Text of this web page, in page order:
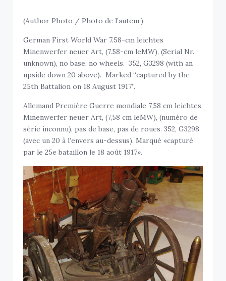
(Author Photo / Photo de l’auteur)
German First World War 7.58-cm leichtes
Minenwerfer neuer Art, (7.58-cm leMW), (Serial Nr.
unknown), no base, no wheels. 352, G3298 (with an
upside down 20 above). Marked “captured by the
25th Battalion on 18 August 1917”.
Allemand Première Guerre mondiale 7,58 cm leichtes
Minenwerfer neuer Art, (7,58 cm leMW), (numéro de
série inconnu), pas de base, pas de roues. 352, G3298
(avec un 20 à l’envers au-dessus). Marqué «capturé
par le 25e bataillon le 18 août 1917».